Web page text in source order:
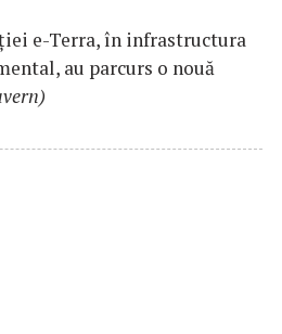
e-Terra, în infrastructura
au parcurs o nouă